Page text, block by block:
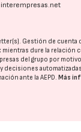
Gestión de cuenta
mientras dure la relación
del grupo por
decisiones
ante laAEPD. Más